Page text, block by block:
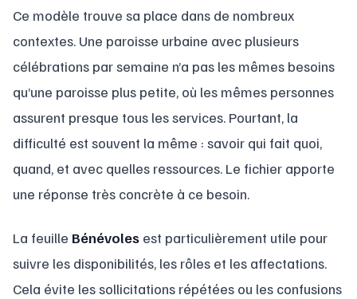
Ce modèle trouve sa place dans de nombreux
contextes. Une paroisse urbaine avec plusieurs
célébrations par semaine n’a pas les mêmes besoins
qu’une paroisse plus petite, où les mêmes personnes
assurent presque tous les services. Pourtant, la
difficulté est souvent la même : savoir qui fait quoi,
quand, et avec quelles ressources. Le fichier apporte
une réponse très concrète à ce besoin.
La feuille Bénévoles est particulièrement utile pour
suivre les disponibilités, les rôles et les affectations.
Cela évite les sollicitations répétées ou les confusions